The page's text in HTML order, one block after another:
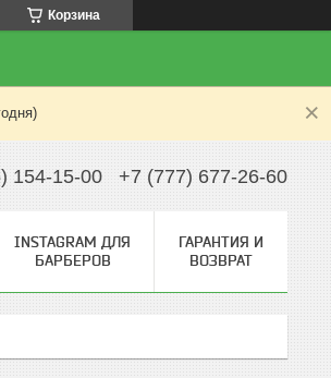
Корзина
154-15-00 +7 (777) 677-26-60
INSTAGRAM ДЛЯ
БАРБЕРОВ
ГАРАНТИЯ И
ВОЗВРАТ